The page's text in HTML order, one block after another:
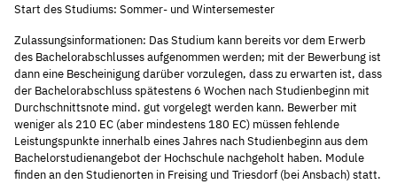
Start des Studiums: Sommer- und Wintersemester
Zulassungsinformationen: Das Studium kann bereits vor dem Erwerb
des Bachelorabschlusses aufgenommen werden; mit der Bewerbung ist
dann eine Bescheinigung darüber vorzulegen, dass zu erwarten ist, dass
der Bachelorabschluss spätestens 6 Wochen nach Studienbeginn mit
Durchschnittsnote mind. gut vorgelegt werden kann. Bewerber mit
weniger als 210 EC (aber mindestens 180 EC) müssen fehlende
Leistungspunkte innerhalb eines Jahres nach Studienbeginn aus dem
Bachelorstudienangebot der Hochschule nachgeholt haben. Module
finden an den Studienorten in Freising und Triesdorf (bei Ansbach) statt.